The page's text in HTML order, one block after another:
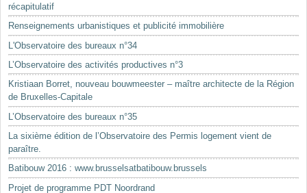
récapitulatif
Renseignements urbanistiques et publicité immobilière
L'Observatoire des bureaux n°34
L’Observatoire des activités productives n°3
Kristiaan Borret, nouveau bouwmeester – maître architecte de la Région
de Bruxelles-Capitale
L’Observatoire des bureaux n°35
La sixième édition de l’Observatoire des Permis logement vient de
paraître.
Batibouw 2016 : www.brusselsatbatibouw.brussels
Projet de programme PDT Noordrand